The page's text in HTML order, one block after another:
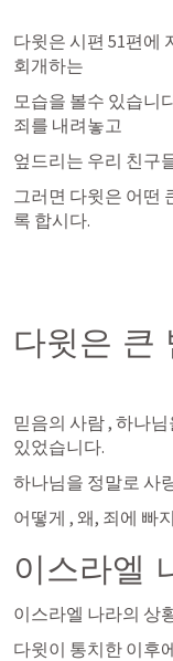
다윗은 시편 51편에
회개하는
모습을 볼수 있습니
죄를 내려놓고
엎드리는 우리 친구
그러면 다윗은 어떤
록 합시다.
다윗은 큰
믿음의 사람 , 하나
있었습니다.
하나님을 정말로 사
어떻게 , 왜, 죄에 빠
이스라엘
이스라엘 나라의 상
다윗이 통치한 이후